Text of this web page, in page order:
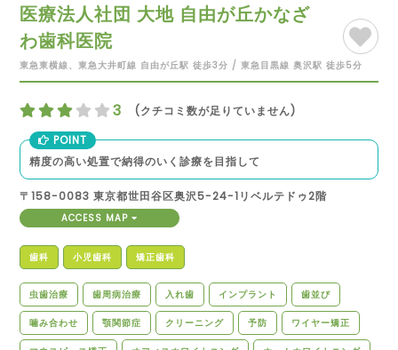
医療法人社団 大地 自由が丘かなざ
わ歯科医院
東急東横線、東急大井町線 自由が丘駅 徒歩3分 / 東急目黒線 奥沢駅 徒歩5分
3
(クチコミ数が足りていません)
POINT
精度の高い処置で納得のいく診療を目指して
〒158-0083 東京都世田谷区奥沢5-24-1リベルテドゥ2階
ACCESS MAP
歯科 小児歯科 矯正歯科
虫歯治療 歯周病治療 入れ歯 インプラント 歯並び
噛み合わせ 顎関節症 クリーニング 予防 ワイヤー矯正